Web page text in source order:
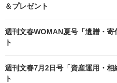
＆プレゼント
週刊文春WOMAN夏号「遺贈・
ト
週刊文春7月2日号「資産運用・
ト